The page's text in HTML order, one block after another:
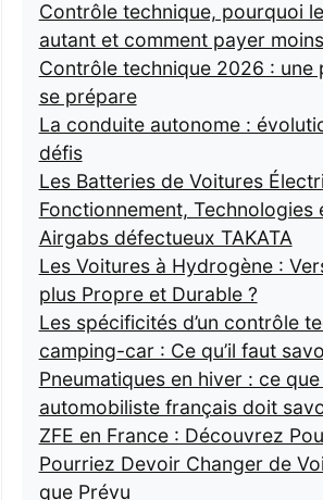
Contrôle technique, pourquoi
autant et comment payer
Contrôle technique 2026 : une
se prépare
La conduite autonome :
défis
Les Batteries de Voitures
Fonctionnement, Technologies
Airgabs défectueux TAKATA
Les Voitures à Hydrogène :
plus Propre et Durable ?
Les spécificités d’un contrôle
camping-car : Ce qu’il faut
Pneumatiques en hiver : ce
automobiliste français doit
ZFE en France : Découvrez
Pourriez Devoir Changer de
que Prévu